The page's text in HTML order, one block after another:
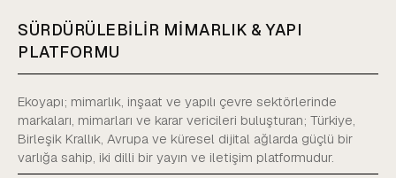
SÜRDÜRÜLEBİLİR MİMARLIK & YAPI
PLATFORMU
Ekoyapı; mimarlık, inşaat ve yapılı çevre sektörlerinde
markaları, mimarları ve karar vericileri buluşturan; Türkiye,
Birleşik Krallık, Avrupa ve küresel dijital ağlarda güçlü bir
varlığa sahip, iki dilli bir yayın ve iletişim platformudur.